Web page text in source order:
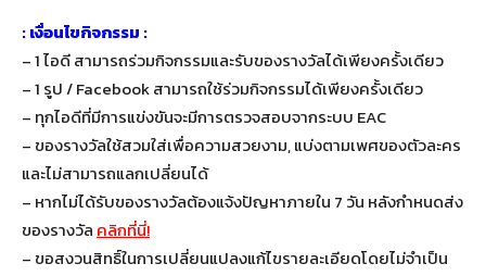
: เงื่อนไขกิจกรรม :
– 1 ไอดี สามารถร่วมกิจกรรมและรับของรางวัลได้เพียงครั้งเดียว
– 1 รูป / Facebook สามารถใช้ร่วมกิจกรรมได้เพียงครั้งเดียว
– ทุกไอดีที่มีการแข่งขันจะมีการตรวจสอบจากระบบ EAC
– ของรางวัลใช้สวมใส่เพื่อความสวยงาม, แบ่งตามเพศของตัวละคร
และไม่สามารถแลกเปลี่ยนได้
– หากไม่ได้รับของรางวัลต้องแจ้งปัญหาภายใน 7 วัน หลังกำหนดส่ง
ของรางวัล คลิกที่นี่!
– ขอสงวนสิทธิ์ในการเปลี่ยนแปลงแก้ไขรายละเอียดโดยไม่จำเป็น